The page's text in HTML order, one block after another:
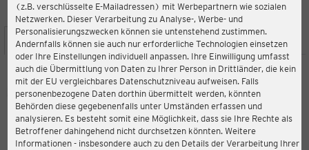
(z.B. verschlüsselte E-Mailadressen) mit Werbepartnern wie sozialen
Netzwerken. Dieser Verarbeitung zu Analyse-, Werbe- und
Personalisierungszwecken können sie untenstehend zustimmen.
Andernfalls können sie auch nur erforderliche Technologien einsetzen
oder Ihre Einstellungen individuell anpassen. Ihre Einwilligung umfasst
auch die Übermittlung von Daten zu Ihrer Person in Drittländer, die kein
mit der EU vergleichbares Datenschutzniveau aufweisen. Falls
personenbezogene Daten dorthin übermittelt werden, könnten
Behörden diese gegebenenfalls unter Umständen erfassen und
analysieren. Es besteht somit eine Möglichkeit, dass sie Ihre Rechte als
Betroffener dahingehend nicht durchsetzen könnten. Weitere
Informationen - insbesondere auch zu den Details der Verarbeitung Ihrer
4,1
Bewertung:
STANDORT SERVICES SORTIMENT AKTIONEN
Ernsting's family
Marktstraße 29, 27432 Bremervörde